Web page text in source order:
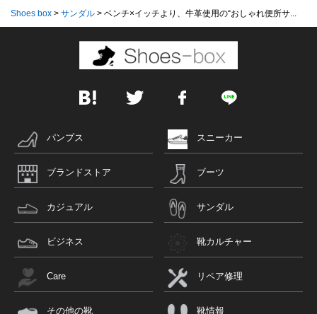
Shoes box > サンダル > ベンチ×イッチより、牛革使用の“おしゃれ便所サ...
パンプス スニーカー
ブランドストア ブーツ
カジュアル サンダル
ビジネス 靴カルチャー
Care リペア修理
その他の靴 靴情報